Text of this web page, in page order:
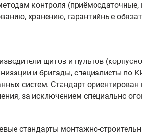
контроля
хранению, гарантийные
щитов и пультов
и бригады, специалисты по
систем. Стандарт
за исключением специально
стандарты